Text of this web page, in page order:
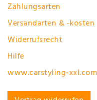
Zahlungsarten
Versandarten & -kosten
Widerrufsrecht
Hilfe
www.carstyling-xxl.com